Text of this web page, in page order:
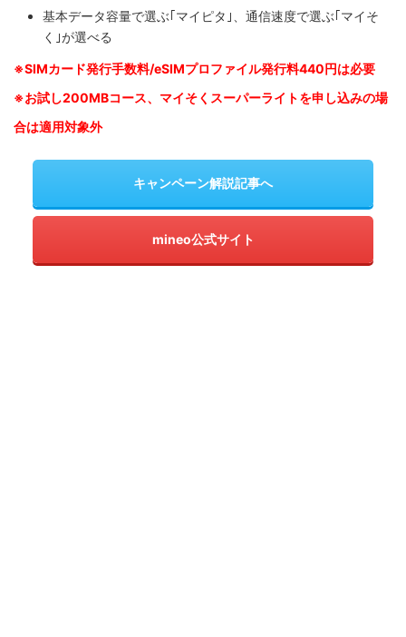
基本データ容量で選ぶ｢マイピタ｣、通信速度で選ぶ｢マイそ
く｣が選べる
※SIMカード発行手数料/eSIMプロファイル発行料440円は必要
※お試し200MBコース、マイそくスーパーライトを申し込みの場
合は適用対象外
キャンペーン解説記事へ
mineo公式サイト